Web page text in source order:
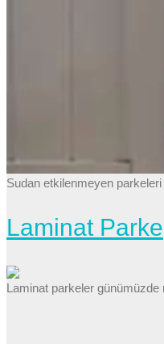
Sudan etkilenmeyen
Laminat Parke
Laminat parkeler günümüzde